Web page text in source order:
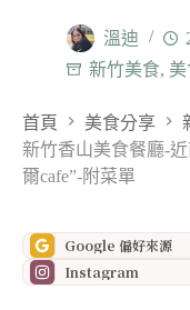
溫迪
新竹美食,
首頁 美食分享
新竹香山美食餐廳-
爾cafe”-附菜單
Google 偏好來源
Instagram